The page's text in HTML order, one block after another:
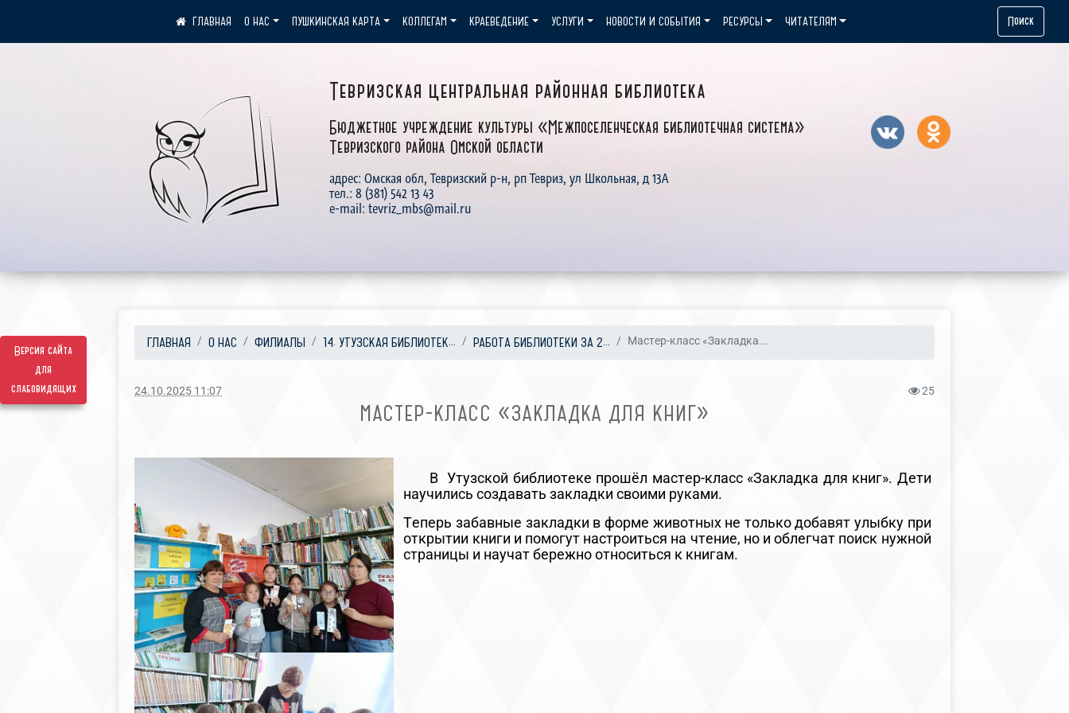
Версия сайта
для
слабовидящих
Тевризская центральная районная библиотека
Бюджетное учреждение культуры «Межпоселенческая библиотечная система»
Тевризского района Омской области
адрес: Омская обл, Тевризский р-н, рп Тевриз, ул Школьная, д 13А
тел.: 8 (381) 542 13 43
e-mail: tevriz_mbs@mail.ru
О НАС ПУШКИНСКАЯ КАРТА КОЛЛЕГАМ КРАЕВЕДЕНИЕ УСЛУГИ НОВОСТИ И СОБЫТИЯ РЕСУРСЫ ЧИТАТЕЛЯМ Поиск
ГЛАВНАЯ О НАС ФИЛИАЛЫ 14. УТУЗСКАЯ БИБЛИОТЕК... РАБОТА БИБЛИОТЕКИ ЗА 2... Мастер-класс «Закладка...
24.10.2025 11:07 25
МАСТЕР-КЛАСС «ЗАКЛАДКА ДЛЯ КНИГ»
В Утузской библиотеке прошёл мастер-класс «Закладка для книг». Дети
научились создавать закладки своими руками.
Теперь забавные закладки в форме животных не только добавят улыбку при
открытии книги и помогут настроиться на чтение, но и облегчат поиск нужной
страницы и научат бережно относиться к книгам.